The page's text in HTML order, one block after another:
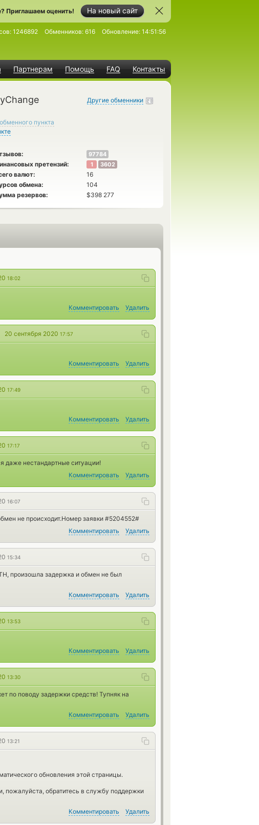
На новый сайт
Приглашаем оценить!
Партнерам Помощь FAQ Контакты
1246892 Обменников: 616 Обновление: 14:51:56
пункта
Другие обменники
97784
претензий: 1 3602
валют:
16
обмена:
104
резервов: $398 277
18:02
Комментировать Удалить
20 сентября 2020 17:57
Комментировать Удалить
17:49
Комментировать Удалить
17:17
даже нестандартные ситуации!
Комментировать Удалить
16:07
не происходит.Номер заявки #5204552#
Комментировать Удалить
15:34
произошла задержка и обмен не был
Комментировать Удалить
13:53
Комментировать Удалить
13:30
по поводу задержки средств! Тупняк на
Комментировать Удалить
13:21
обновления этой страницы.
пожалуйста, обратитесь в службу поддержки
Комментировать Удалить